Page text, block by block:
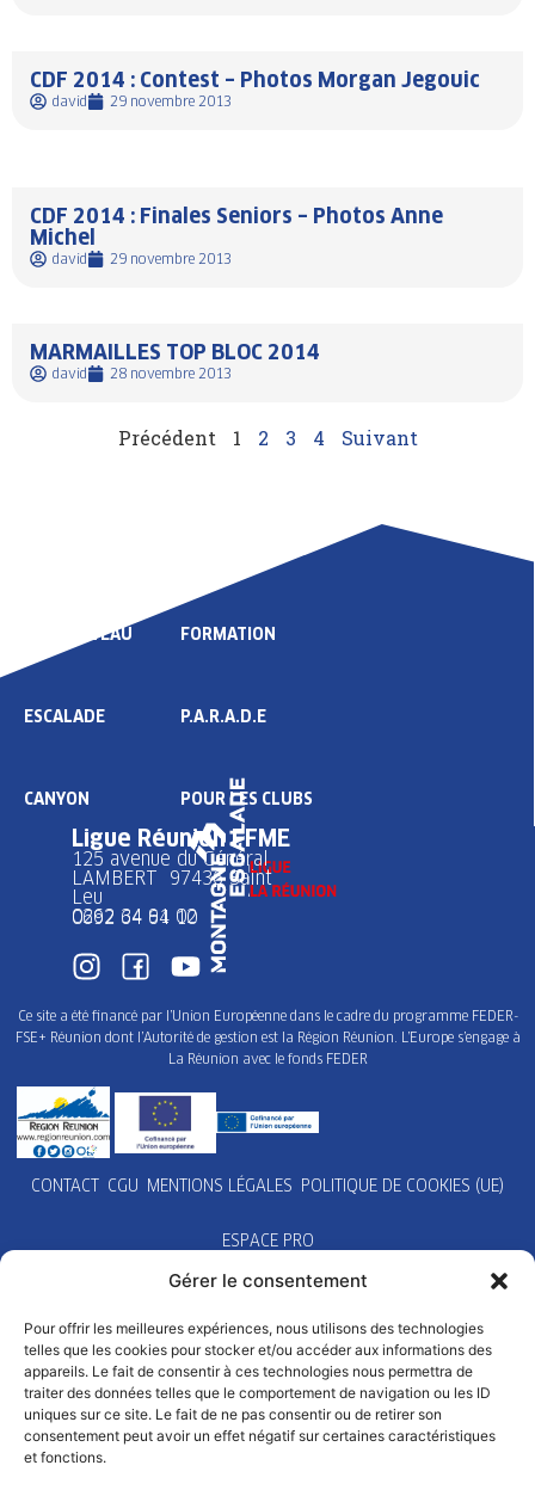
Gérer le consentement
Pour offrir les meilleures expériences, nous utilisons des technologies
telles que les cookies pour stocker et/ou accéder aux informations des
appareils. Le fait de consentir à ces technologies nous permettra de
traiter des données telles que le comportement de navigation ou les ID
uniques sur ce site. Le fait de ne pas consentir ou de retirer son
consentement peut avoir un effet négatif sur certaines caractéristiques
et fonctions.
CDF 2014 : Contest – Photos Morgan Jegouic
david 29 novembre 2013
CDF 2014 : Finales Seniors – Photos Anne
Michel
david 29 novembre 2013
MARMAILLES TOP BLOC 2014
david 28 novembre 2013
Précédent 1 2 3 4 Suivant
HAUT NIVEAU
ESCALADE
CANYON
FORMATION
P.A.R.A.D.E
POUR LES CLUBS
Ligue Réunion FFME
125 avenue du Général
LAMBERT 97436 Saint
Leu
0262 34 91 02
0692 64 64 10
Ce site a été financé par l’Union Européenne dans le cadre du programme FEDER-
FSE+ Réunion dont l’Autorité de gestion est la Région Réunion. L’Europe s’engage à
La Réunion avec le fonds FEDER
CONTACT CGU MENTIONS LÉGALES POLITIQUE DE COOKIES (UE)
ESPACE PRO